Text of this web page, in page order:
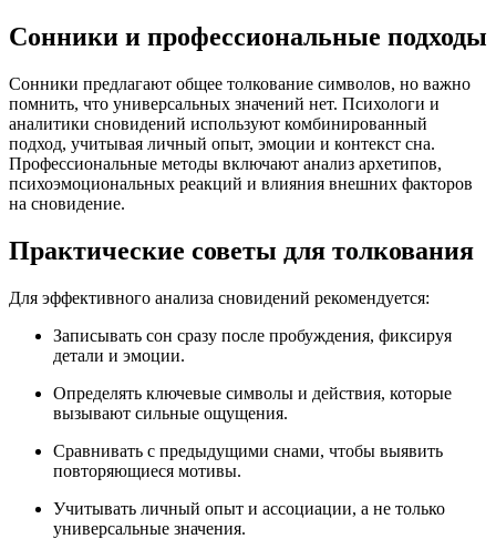
Сонники и профессиональные подходы
Сонники предлагают общее толкование символов, но важно
помнить, что универсальных значений нет. Психологи и
аналитики сновидений используют комбинированный
подход, учитывая личный опыт, эмоции и контекст сна.
Профессиональные методы включают анализ архетипов,
психоэмоциональных реакций и влияния внешних факторов
на сновидение.
Практические советы для толкования
Для эффективного анализа сновидений рекомендуется:
Записывать сон сразу после пробуждения, фиксируя
детали и эмоции.
Определять ключевые символы и действия, которые
вызывают сильные ощущения.
Сравнивать с предыдущими снами, чтобы выявить
повторяющиеся мотивы.
Учитывать личный опыт и ассоциации, а не только
универсальные значения.